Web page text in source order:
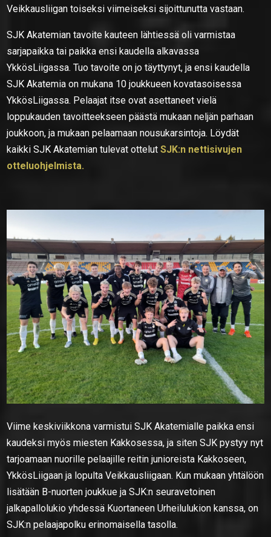
Veikkausliigan toiseksi viimeiseksi sijoittunutta vastaan.
SJK Akatemian tavoite kauteen lähtiessä oli varmistaa
sarjapaikka tai paikka ensi kaudella alkavassa
YkkösLiigassa. Tuo tavoite on jo täyttynyt, ja ensi kaudella
SJK Akatemia on mukana 10 joukkueen kovatasoisessa
YkkösLiigassa. Pelaajat itse ovat asettaneet vielä
loppukauden tavoitteekseen päästä mukaan neljän parhaan
joukkoon, ja mukaan pelaamaan nousukarsintoja. Löydät
kaikki SJK Akatemian tulevat ottelutSJK:n nettisivujen
otteluohjelmista.
Viime keskiviikkona varmistui SJK Akatemialle paikka ensi
kaudeksi myös miesten Kakkosessa, ja siten SJK pystyy nyt
tarjoamaan nuorille pelaajille reitin junioreista Kakkoseen,
YkkösLiigaan ja lopulta Veikkausliigaan. Kun mukaan yhtälöön
lisätään B-nuorten joukkue ja SJK:n seuravetoinen
jalkapallolukio yhdessä Kuortaneen Urheilulukion kanssa, on
SJK:n pelaajapolku erinomaisella tasolla.